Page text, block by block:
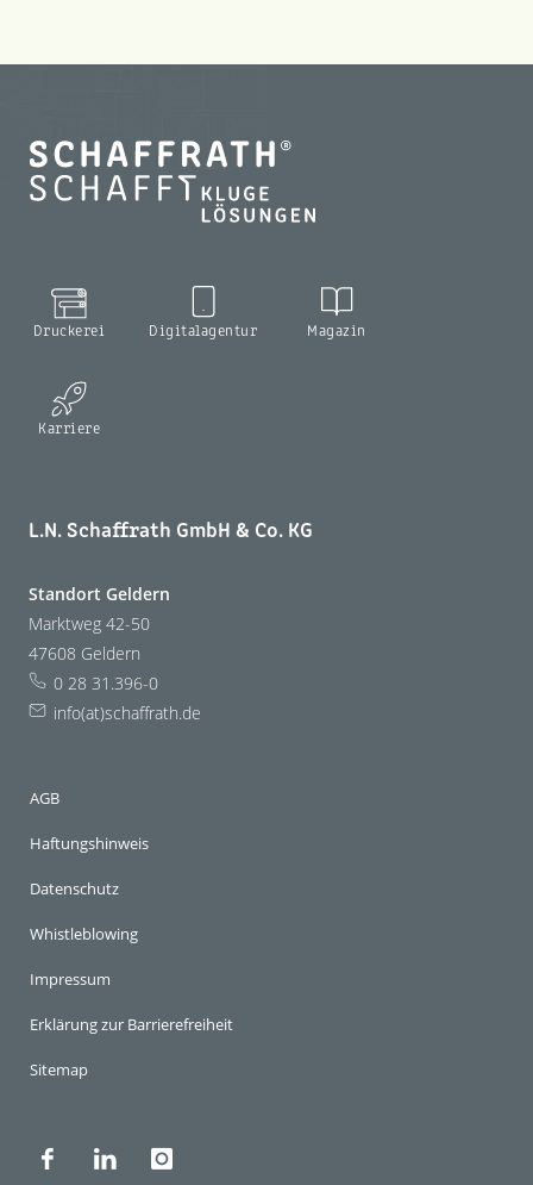
Druckerei Digitalagentur Magazin
Karriere
L.N. Schaffrath GmbH & Co. KG
Standort Geldern
Marktweg 42-50
47608 Geldern
0 28 31.396-0
info(at)schaffrath.de
AGB
Haftungshinweis
Datenschutz
Whistleblowing
Impressum
Erklärung zur Barrierefreiheit
Sitemap